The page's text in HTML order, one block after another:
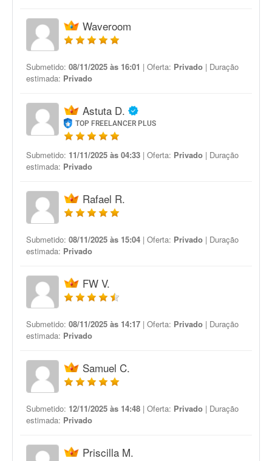
Waveroom
Submetido: 08/11/2025 às 16:01 | Oferta: Privado | Duração
estimada: Privado
Astuta D.
TOP FREELANCER PLUS
Submetido: 11/11/2025 às 04:33 | Oferta: Privado | Duração
estimada: Privado
Rafael R.
Submetido: 08/11/2025 às 15:04 | Oferta: Privado | Duração
estimada: Privado
FW V.
Submetido: 08/11/2025 às 14:17 | Oferta: Privado | Duração
estimada: Privado
Samuel C.
Submetido: 12/11/2025 às 14:48 | Oferta: Privado | Duração
estimada: Privado
Priscilla M.